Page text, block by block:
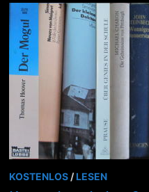
KOSTENLOS /LESEN